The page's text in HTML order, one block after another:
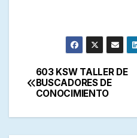
Navegación
de
603 KSW TALLER DE
BUSCADORES DE
CONOCIMIENTO